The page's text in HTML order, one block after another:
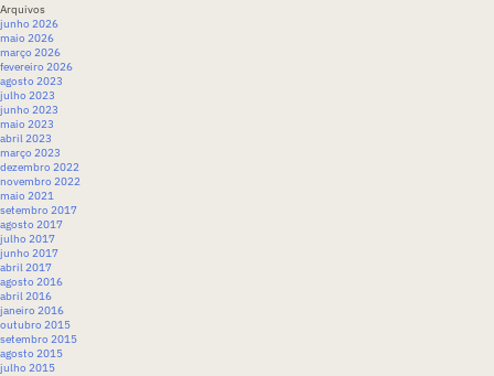
Arquivos
junho 2026
maio 2026
março 2026
fevereiro 2026
agosto 2023
julho 2023
junho 2023
maio 2023
abril 2023
março 2023
dezembro 2022
novembro 2022
maio 2021
setembro 2017
agosto 2017
julho 2017
junho 2017
abril 2017
agosto 2016
abril 2016
janeiro 2016
outubro 2015
setembro 2015
agosto 2015
julho 2015